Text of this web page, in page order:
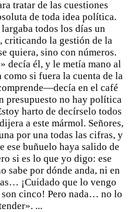
tratar de las cuestiones
de toda idea política.
todos los días un
criticando la gestión de la
quiera, sino con números.
decía él, y le metía mano al
como si fuera la cuenta de la
en el café
no hay política
harto de decírselo todos
a este mármol. Señores,
por una todas las cifras, y
ese buñuelo haya salido de
si es lo que yo digo: ese
sabe por dónde anda, ni en
¡Cuidado que lo vengo
son cinco! Pero nada… no lo
...